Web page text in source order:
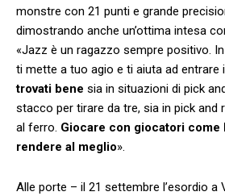
monstre con 21 punti e grande
dimostrando anche un’ottima intesa
«Jazz è un ragazzo sempre positivo.
ti mette a tuo agio e ti aiuta ad entrare
trovati bene sia in situazioni di pick
stacco per tirare da tre, sia in pick and
al ferro. Giocare con giocatori
rendere al meglio».
Alle porte – il 21 settembre l’esordio a